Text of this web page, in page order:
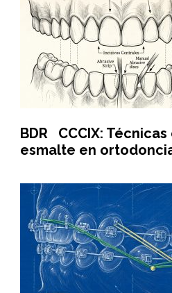
BDR CCCIX:
esmalte en